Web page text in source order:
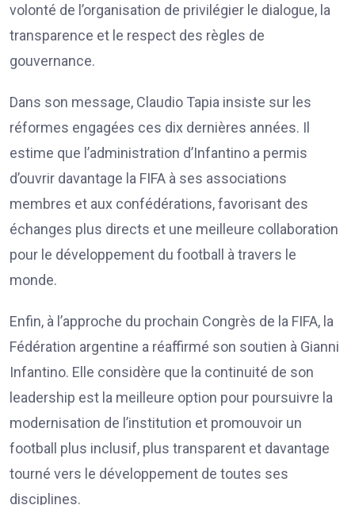
volonté de l’organisation de privilégier le dialogue, la
transparence et le respect des règles de
gouvernance.
Dans son message, Claudio Tapia insiste sur les
réformes engagées ces dix dernières années. Il
estime que l’administration d’Infantino a permis
d’ouvrir davantage la FIFA à ses associations
membres et aux confédérations, favorisant des
échanges plus directs et une meilleure collaboration
pour le développement du football à travers le
monde.
Enfin, à l’approche du prochain Congrès de la FIFA, la
Fédération argentine a réaffirmé son soutien à Gianni
Infantino. Elle considère que la continuité de son
leadership est la meilleure option pour poursuivre la
modernisation de l’institution et promouvoir un
football plus inclusif, plus transparent et davantage
tourné vers le développement de toutes ses
disciplines.